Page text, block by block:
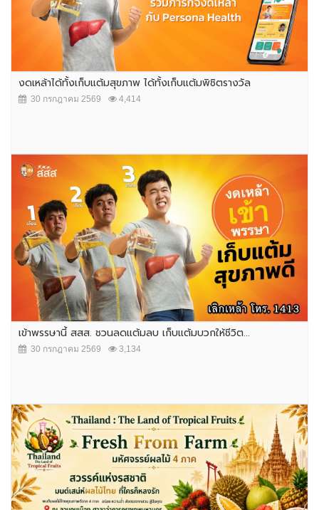
งดเหล้าได้ทั้งเก็บแต้มสุขภาพ ได้ทั้งเก็บแต้มพิชิตรางวัล
30 กรกฎาคม 2569 4,414
เข้าพรรษานี้ สสส. ชวนลดแต้มลบ เก็บแต้มบวกให้ชีวิต...
30 กรกฎาคม 2569 3,134